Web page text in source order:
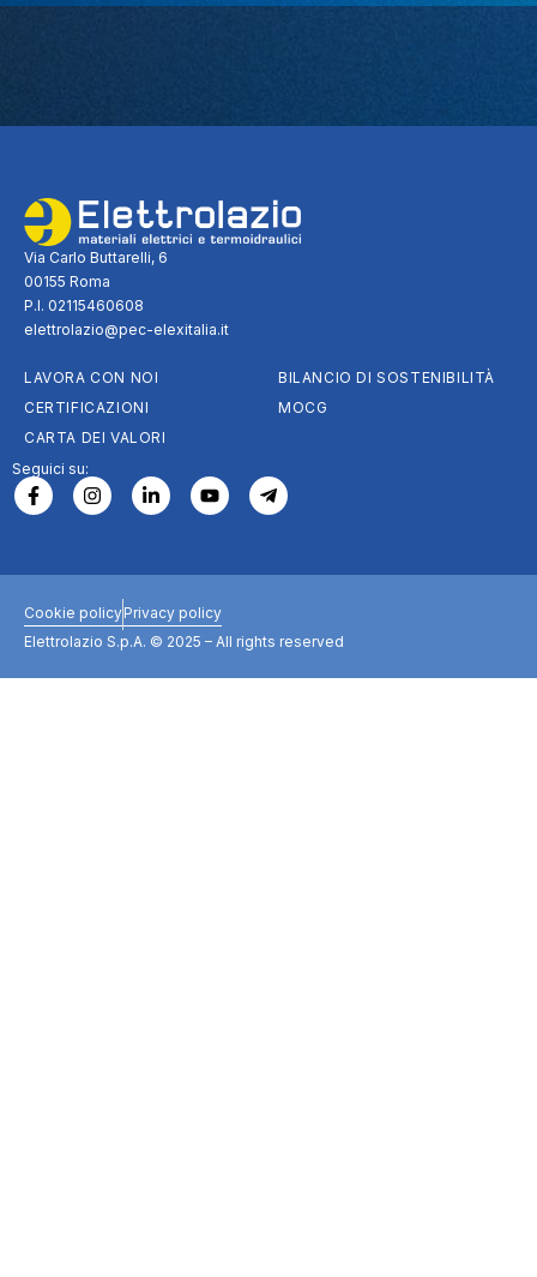
Via Carlo Buttarelli, 6
00155 Roma
P.I. 02115460608
elettrolazio@pec-elexitalia.it
LAVORA CON NOI
CERTIFICAZIONI
CARTA DEI VALORI
BILANCIO DI SOSTENIBILITÀ
MOCG
Seguici su:
Cookie policyPrivacy policy
Elettrolazio S.p.A. © 2025 – All rights reserved